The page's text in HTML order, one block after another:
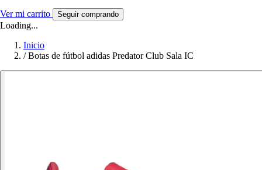
Ver mi carrito Seguir comprando
Loading...
Inicio
/ Botas de fútbol adidas Predator Club Sala IC